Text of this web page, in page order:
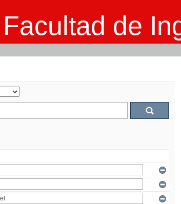
de